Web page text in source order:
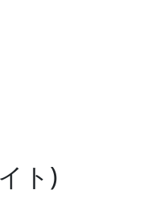
ト)